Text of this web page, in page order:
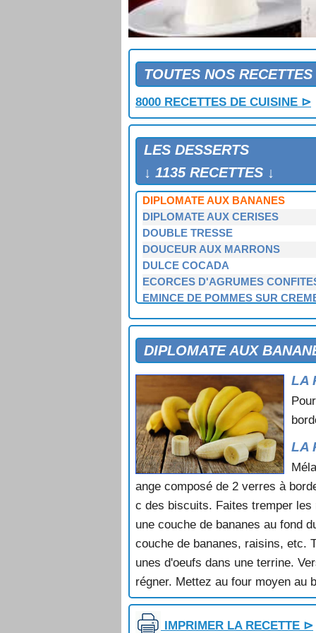
TOUTES NOS RECETTES
8000 RECETTES DE CUISINE ⊳
LES DESSERTS
↓ 1135 RECETTES ↓
DELICIEUX AUX AMANDES
DELICIEUX AUX POIRES
DELICIEUX DE PECHES ET
DESSERT AUX FRAMBOISES
DESSERT AUX POIRES
DESSERT AUX POMMES ET AUX
DESSERT CARAMELISE AU CAFE
DESSERT GLACE AUX FRAISES
DIPLOMATE
DIPLOMATE A LA CONFITURE
DIPLOMATE AUX ABRICOTS
DIPLOMATE AUX BANANES
DIPLOMATE AUX CERISES
DOUBLE TRESSE
DOUCEUR AUX MARRONS
DULCE COCADA
ECORCES D'AGRUMES
EMINCE DE POMMES SUR
ENTREMETS AUX MARRONS ET
ENTREMETS AUX MARRONS ET
ENTREMETS AUX POMMES
ENTREMETS GLACE AU CARAMEL
ENTREMETS MARTINIQUAIS
FAR AUX POMMES
FAR AUX PRUNES
FAR BRETON
FARCE POUR BRIOCHE
FESTIVAL D'AVOCATS
FEUILLANTINE DE MIRABELLES
FEUILLANTINE DE PECHES
FEUILLES DE CHOCOLAT
FEUILLETE AUX FRAISES
FEUILLETES AUX AMANDES
FIGUES A LA CREME DE MENTHE
FIGUES AU FOUR
FIGUES AU SIROP
DIPLOMATE AUX
LA
LA
ange composé de 2 verres à
c des biscuits. Faites tremper les
une couche de bananes au fond
couche de bananes, raisins, etc.
unes d'oeufs dans une terrine.
régner. Mettez au four moyen au
IMPRIMER LA RECETTE ⊳